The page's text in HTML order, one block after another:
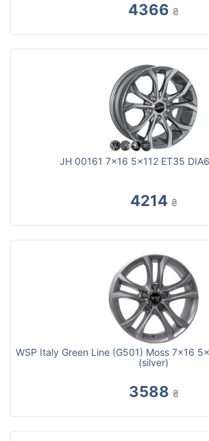
4366 ₴
JH 00161 7x16 5x112 ET35
4214 ₴
WSP Italy Green Line (G501) Moss 7x16
(silver)
3588 ₴